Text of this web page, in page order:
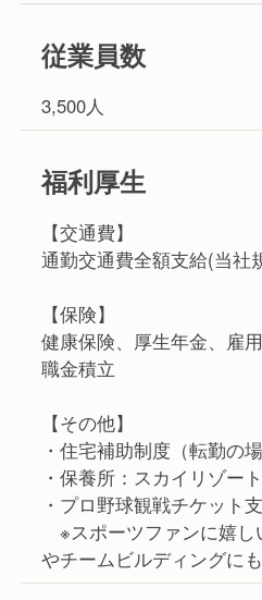
従業員数
3,500人
福利厚生
【交通費】
通勤交通費全額支給(当社
【保険】
健康保険、厚生年金、雇
職金積立
【その他】
・住宅補助制度（転勤の場
・保養所：スカイリゾー
・プロ野球観戦チケット
※スポーツファンに嬉し
やチームビルディングに